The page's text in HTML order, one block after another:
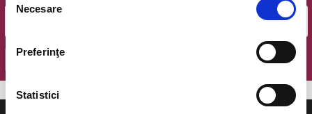
consimțământului
Necesare
Preferinţe
Statistici
OK